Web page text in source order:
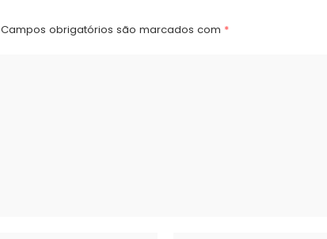
Campos obrigatórios são marcados com *